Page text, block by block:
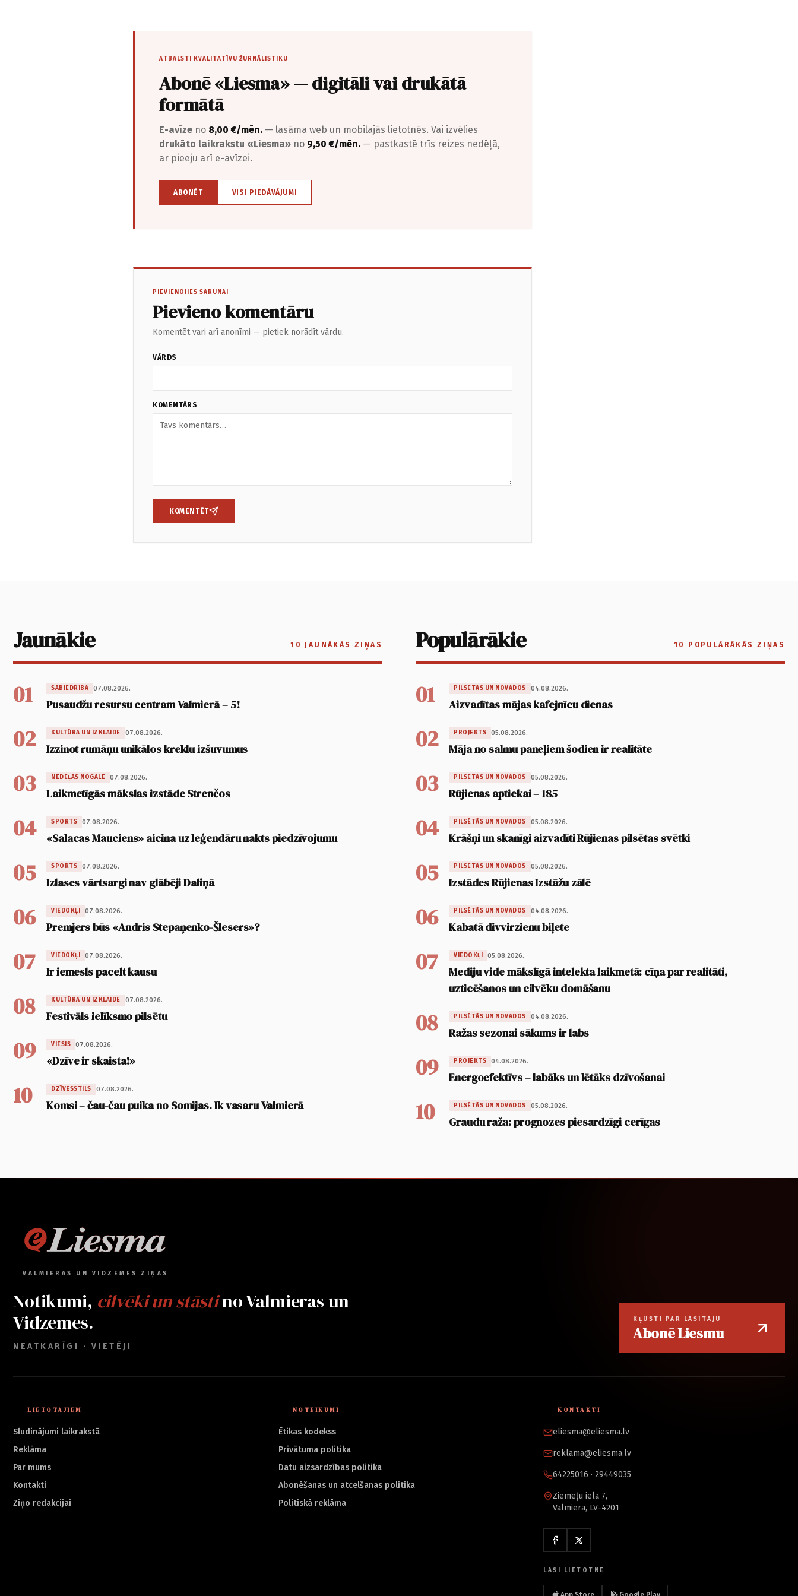
ATBALSTI KVALITATĪVU ŽURNĀLISTIKU
Abonē «Liesma» — digitāli vai drukātā
formātā
E-avīze no 8,00 €/mēn. — lasāma web un mobilajās lietotnēs. Vai izvēlies
drukāto laikrakstu «Liesma» no 9,50 €/mēn. — pastkastē trīs reizes nedēļā,
ar pieeju arī e-avīzei.
ABONĒT VISI PIEDĀVĀJUMI
PIEVIENOJIES SARUNAI
Pievieno komentāru
Komentēt vari arī anonīmi — pietiek norādīt vārdu.
VĀRDS
KOMENTĀRS
KOMENTĒT
Jaunākie 10 JAUNĀKĀS ZIŅAS
01 SABIEDRĪBA 07.08.2026.
Pusaudžu resursu centram Valmierā – 5!
02 KULTŪRA UN IZKLAIDE 07.08.2026.
Izzinot rumāņu unikālos kreklu izšuvumus
03 NEDĒĻAS NOGALE 07.08.2026.
Laikmetīgās mākslas izstāde Strenčos
04 SPORTS 07.08.2026.
«Salacas Mauciens» aicina uz leģendāru nakts piedzīvojumu
05 SPORTS 07.08.2026.
Izlases vārtsargi nav glābēji Daliņā
06 VIEDOKĻI 07.08.2026.
Premjers būs «Andris Stepaņenko-Šlesers»?
07 VIEDOKĻI 07.08.2026.
Ir iemesls pacelt kausu
08 KULTŪRA UN IZKLAIDE 07.08.2026.
Festivāls ielīksmo pilsētu
09 VIESIS 07.08.2026.
«Dzīve ir skaista!»
10 DZĪVESSTILS 07.08.2026.
Komsi – čau-čau puika no Somijas. Ik vasaru Valmierā
Populārākie 10 POPULĀRĀKĀS ZIŅAS
01 PILSĒTĀS UN NOVADOS 04.08.2026.
Aizvadītas mājas kafejnīcu dienas
02 PROJEKTS 05.08.2026.
Māja no salmu paneļiem šodien ir realitāte
03 PILSĒTĀS UN NOVADOS 05.08.2026.
Rūjienas aptiekai – 185
04 PILSĒTĀS UN NOVADOS 05.08.2026.
Krāšņi un skanīgi aizvadīti Rūjienas pilsētas svētki
05 PILSĒTĀS UN NOVADOS 05.08.2026.
Izstādes Rūjienas Izstāžu zālē
06 PILSĒTĀS UN NOVADOS 04.08.2026.
Kabatā divvirzienu biļete
07 VIEDOKĻI 05.08.2026.
Mediju vide mākslīgā intelekta laikmetā: cīņa par realitāti,
uzticēšanos un cilvēku domāšanu
08 PILSĒTĀS UN NOVADOS 04.08.2026.
Ražas sezonai sākums ir labs
09 PROJEKTS 04.08.2026.
Energoefektīvs – labāks un lētāks dzīvošanai
10 PILSĒTĀS UN NOVADOS 05.08.2026.
Graudu raža: prognozes piesardzīgi cerīgas
VALMIERAS UN VIDZEMES ZIŅAS
Notikumi, cilvēki un stāstino Valmieras un
Vidzemes.
NEATKARĪGI · VIETĒJI
KĻŪSTI PAR LASĪTĀJU
Abonē Liesmu
LIETOTĀJIEM
Sludinājumi laikrakstā
Reklāma
Par mums
Kontakti
Ziņo redakcijai
NOTEIKUMI
Ētikas kodekss
Privātuma politika
Datu aizsardzības politika
Abonēšanas un atcelšanas politika
Politiskā reklāma
KONTAKTI
eliesma@eliesma.lv
reklama@eliesma.lv
64225016 · 29449035
Ziemeļu iela 7,
Valmiera, LV-4201
LASI LIETOTNĒ